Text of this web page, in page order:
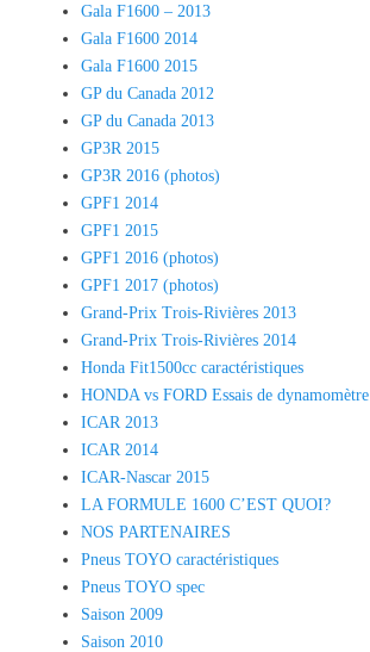
Gala F1600 – 2013
Gala F1600 2014
Gala F1600 2015
GP du Canada 2012
GP du Canada 2013
GP3R 2015
GP3R 2016 (photos)
GPF1 2014
GPF1 2015
GPF1 2016 (photos)
GPF1 2017 (photos)
Grand-Prix Trois-Rivières 2013
Grand-Prix Trois-Rivières 2014
Honda Fit1500cc caractéristiques
HONDA vs FORD Essais de dynamomètre
ICAR 2013
ICAR 2014
ICAR-Nascar 2015
LA FORMULE 1600 C’EST QUOI?
NOS PARTENAIRES
Pneus TOYO caractéristiques
Pneus TOYO spec
Saison 2009
Saison 2010